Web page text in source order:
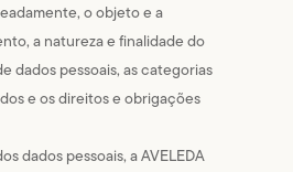
o objeto e a
a natureza e finalidade do
dados pessoais, as categorias
e os direitos e obrigações
dados pessoais, a AVELEDA